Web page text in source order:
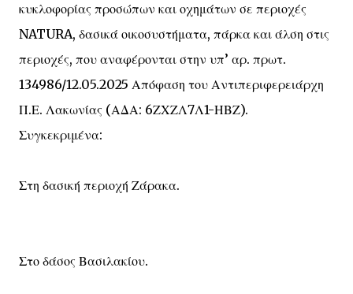
κυκλοφορίας προσώπων και οχημάτων σε περιοχές
NATURA, δασικά οικοσυστήματα, πάρκα και άλση στις
περιοχές, που αναφέρονται στην υπ’ αρ. πρωτ.
134986/12.05.2025 Απόφαση του Αντιπεριφερειάρχη
Π.Ε. Λακωνίας (ΑΔΑ: 6ΖΧΖΛ7Λ1-ΗΒΖ).
Συγκεκριμένα:
Στη δασική περιοχή Ζάρακα.
Στο δάσος Βασιλακίου.